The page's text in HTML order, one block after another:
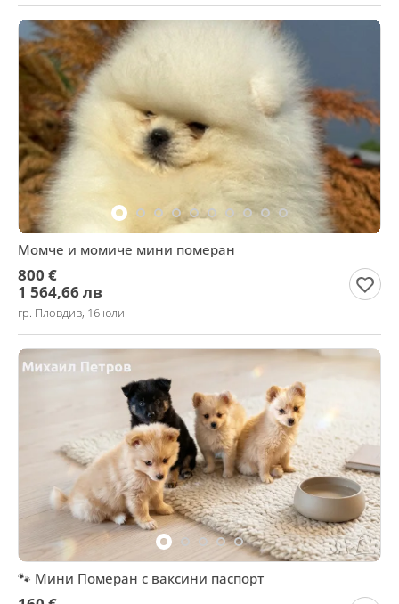
Момче и момиче мини померан
800 €
1 564,66 лв
гр. Пловдив, 16 юли
​🐾 Мини Померан с ваксини паспорт